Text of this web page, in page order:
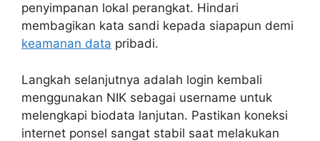
penyimpanan lokal perangkat. Hindari
membagikan kata sandi kepada siapapun demi
keamanan data pribadi.
Langkah selanjutnya adalah login kembali
menggunakan NIK sebagai username untuk
melengkapi biodata lanjutan. Pastikan koneksi
internet ponsel sangat stabil saat melakukan